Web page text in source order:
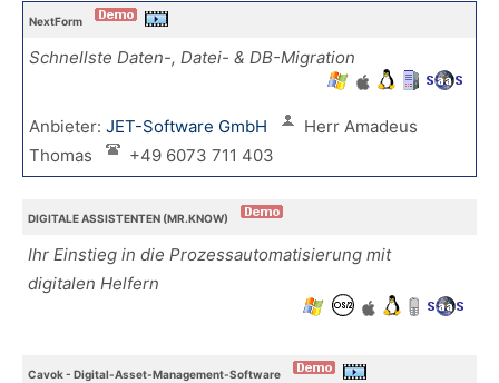
NextForm
Schnellste Daten-, Datei- & DB-Migration
Anbieter: JET-Software GmbH
Herr Amadeus
Thomas
+49 6073 711 403
DIGITALE ASSISTENTEN (MR.KNOW)
Ihr Einstieg in die Prozessautomatisierung mit
digitalen Helfern
Cavok - Digital-Asset-Management-Software